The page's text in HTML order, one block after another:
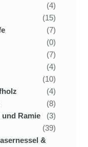
(4)
(15)
(7)
(0)
(7)
(4)
(10)
(4)
(8)
Ramie
(3)
(39)
&